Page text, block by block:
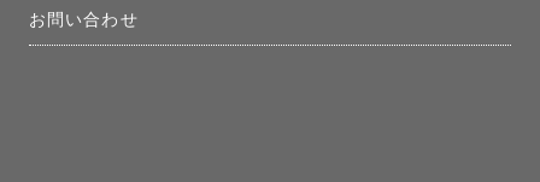
お問い合わせ